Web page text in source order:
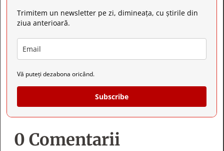
Trimitem un newsletter pe zi, dimineața, cu știrile din
ziua anterioară.
Vă puteți dezabona oricând.
Subscribe
0 Comentarii